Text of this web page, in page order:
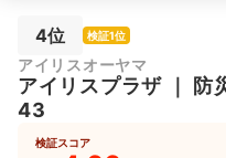
4位 検証1位
アイリスオーヤマ
アイリスプラザ ｜ 防
43
検証スコア